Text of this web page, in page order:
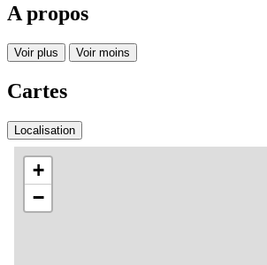
A propos
Voir plus Voir moins
Cartes
Localisation